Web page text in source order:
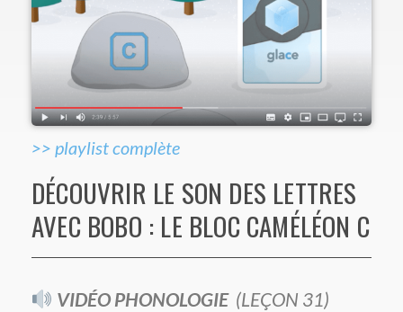
>> playlist complète
DÉCOUVRIR LE SON DES LETTRES
AVEC BOBO : LE BLOC CAMÉLÉON C
VIDÉO PHONOLOGIE (LEÇON 31)